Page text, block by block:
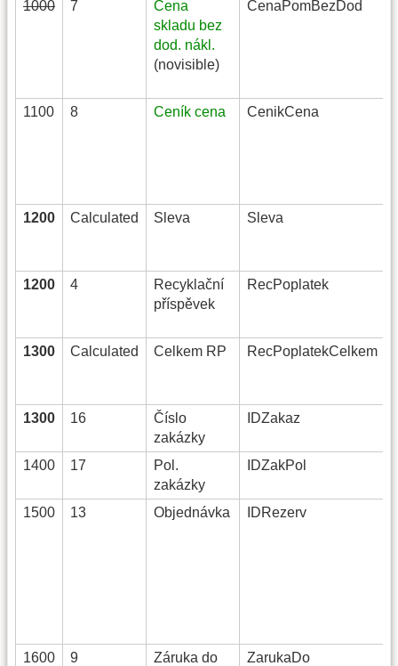
1000 7
Cena
skladu bez
dod. nákl.
(novisible)
CenaPomBezDod
1100 8 Ceník cena CenikCena
1200 Calculated Sleva Sleva
1200 4
Recyklační
příspěvek
RecPoplatek
1300 Calculated Celkem RP RecPoplatekCelkem
1300 16
Číslo
zakázky
IDZakaz
1400 17
Pol.
zakázky
IDZakPol
1500 13 Objednávka IDRezerv
1600 9 Záruka do ZarukaDo